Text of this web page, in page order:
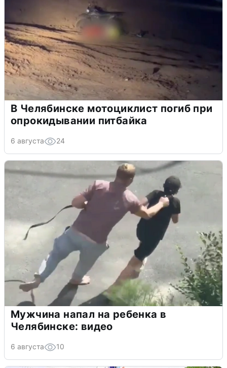
В Челябинске мотоциклист погиб при
опрокидывании питбайка
6 августа 24
Мужчина напал на ребенка в
Челябинске: видео
6 августа 10